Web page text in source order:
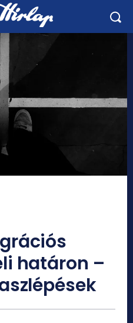
határon –